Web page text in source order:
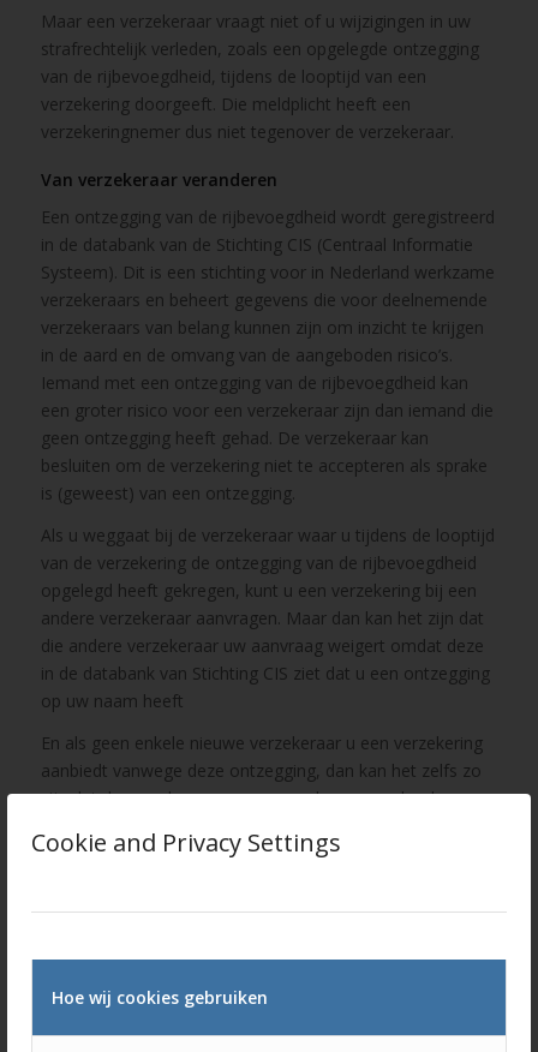
Cookie and Privacy Settings
Hoe wij cookies gebruiken
Maar een verzekeraar vraagt niet of u wijzigingen in uw
strafrechtelijk verleden, zoals een opgelegde ontzegging
van de rijbevoegdheid, tijdens de looptijd van een
verzekering doorgeeft. Die meldplicht heeft een
verzekeringnemer dus niet tegenover de verzekeraar.
Van verzekeraar veranderen
Een ontzegging van de rijbevoegdheid wordt geregistreerd
in de databank van de Stichting CIS (Centraal Informatie
Systeem). Dit is een stichting voor in Nederland werkzame
verzekeraars en beheert gegevens die voor deelnemende
verzekeraars van belang kunnen zijn om inzicht te krijgen
in de aard en de omvang van de aangeboden risico’s.
Iemand met een ontzegging van de rijbevoegdheid kan
een groter risico voor een verzekeraar zijn dan iemand die
geen ontzegging heeft gehad. De verzekeraar kan
besluiten om de verzekering niet te accepteren als sprake
is (geweest) van een ontzegging.
Als u weggaat bij de verzekeraar waar u tijdens de looptijd
van de verzekering de ontzegging van de rijbevoegdheid
opgelegd heeft gekregen, kunt u een verzekering bij een
andere verzekeraar aanvragen. Maar dan kan het zijn dat
die andere verzekeraar uw aanvraag weigert omdat deze
in de databank van Stichting CIS ziet dat u een ontzegging
op uw naam heeft
En als geen enkele nieuwe verzekeraar u een verzekering
aanbiedt vanwege deze ontzegging, dan kan het zelfs zo
zijn dat de verzekeraar waar u voorheen verzekerd was u
behandelen als een nieuwe aanvraag, raadpleegt daarbij
ontzegging van de rijbevoegdheid heeft gehad. Wat een